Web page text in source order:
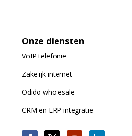
Onze diensten
VoIPtelefonie
Zakelijk internet
Odido wholesale
CRM en ERP integratie